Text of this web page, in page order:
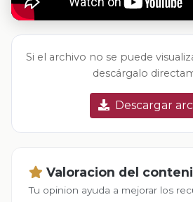
Si el archivo no se puede
descárgalo
Descargar
Valoracion del
Tu opinion ayuda a mejorar los